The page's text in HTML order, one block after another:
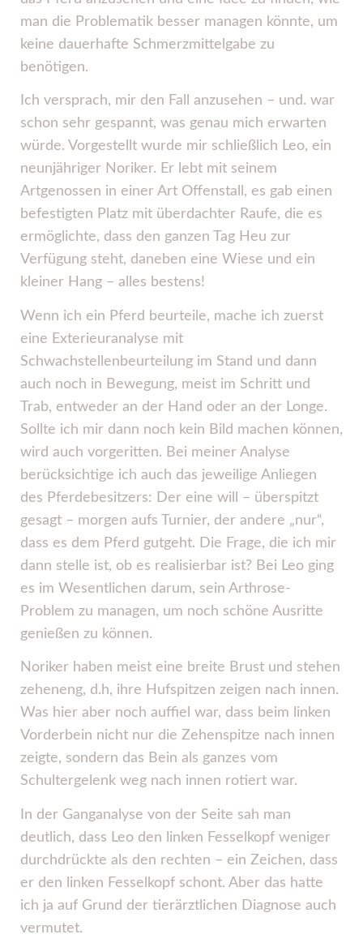
man die Problematik besser managen könnte, um
keine dauerhafte Schmerzmittelgabe zu
benötigen.
Ich versprach, mir den Fall anzusehen – und. war
schon sehr gespannt, was genau mich erwarten
würde. Vorgestellt wurde mir schließlich Leo, ein
neunjähriger Noriker. Er lebt mit seinem
Artgenossen in einer Art Offenstall, es gab einen
befestigten Platz mit überdachter Raufe, die es
ermöglichte, dass den ganzen Tag Heu zur
Verfügung steht, daneben eine Wiese und ein
kleiner Hang – alles bestens!
Wenn ich ein Pferd beurteile, mache ich zuerst
eine Exterieuranalyse mit
Schwachstellenbeurteilung im Stand und dann
auch noch in Bewegung, meist im Schritt und
Trab, entweder an der Hand oder an der Longe.
Sollte ich mir dann noch kein Bild machen können,
wird auch vorgeritten. Bei meiner Analyse
berücksichtige ich auch das jeweilige Anliegen
des Pferdebesitzers: Der eine will – überspitzt
gesagt – morgen aufs Turnier, der andere „nur“,
dass es dem Pferd gutgeht. Die Frage, die ich mir
dann stelle ist, ob es realisierbar ist? Bei Leo ging
es im Wesentlichen darum, sein Arthrose-
Problem zu managen, um noch schöne Ausritte
genießen zu können.
Noriker haben meist eine breite Brust und stehen
zeheneng, d.h, ihre Hufspitzen zeigen nach innen.
Was hier aber noch auffiel war, dass beim linken
Vorderbein nicht nur die Zehenspitze nach innen
zeigte, sondern das Bein als ganzes vom
Schultergelenk weg nach innen rotiert war.
In der Ganganalyse von der Seite sah man
deutlich, dass Leo den linken Fesselkopf weniger
durchdrückte als den rechten – ein Zeichen, dass
er den linken Fesselkopf schont. Aber das hatte
ich ja auf Grund der tierärztlichen Diagnose auch
vermutet.